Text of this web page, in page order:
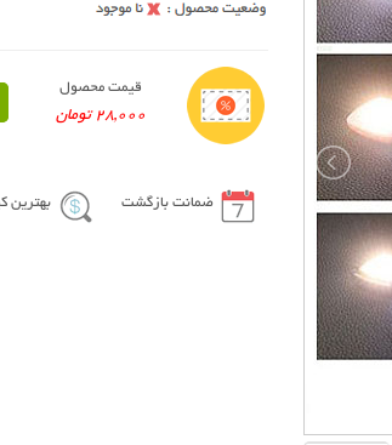
قیمت محصول
28,000 تومان
ضمانت بازگشت بهترین